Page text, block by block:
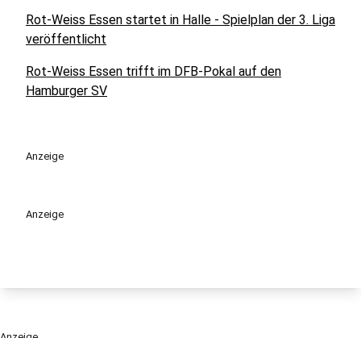
Rot-Weiss Essen startet in Halle - Spielplan der 3. Liga
veröffentlicht
Rot-Weiss Essen trifft im DFB-Pokal auf den
Hamburger SV
Anzeige
Anzeige